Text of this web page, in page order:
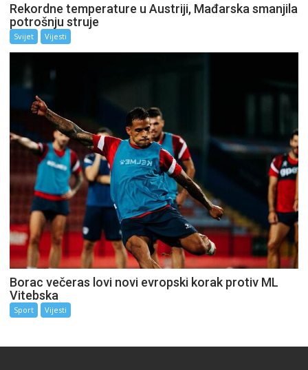
Rekordne temperature u Austriji, Mađarska smanjila
potrošnju struje
Svijet Vijesti
Borac večeras lovi novi evropski korak protiv ML
Vitebska
Sport Vijesti